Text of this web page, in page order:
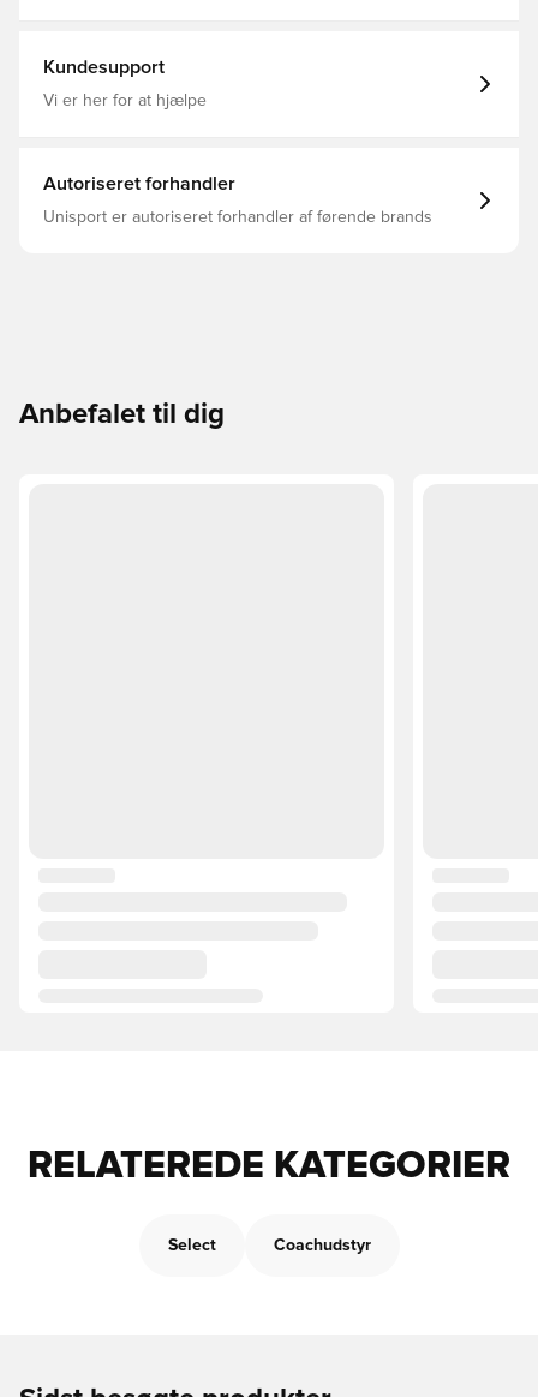
Kundesupport
Vi er her for at hjælpe
Autoriseret forhandler
Unisport er autoriseret forhandler af førende brands
Anbefalet til dig
RELATEREDE KATEGORIER
Select Coachudstyr